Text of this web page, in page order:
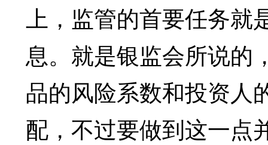
上，监管的首要任务就
息。就是银监会所说的
品的风险系数和投资人
配，不过要做到这一点